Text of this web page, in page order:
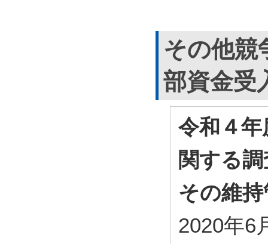
その他競
部資金受
令和４
関する
その維
2020年6